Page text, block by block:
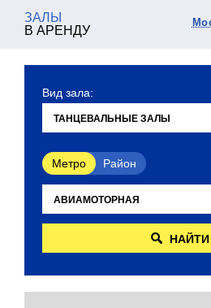
ЗАЛЫ
В АРЕНДУ
Вид зала:
Метро Район
НАЙТИ